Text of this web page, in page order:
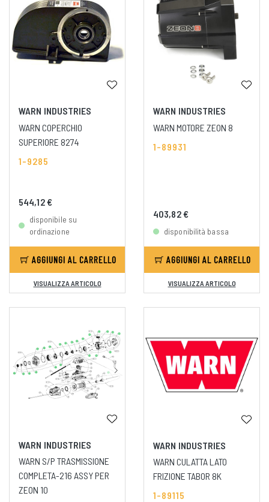
WARN INDUSTRIES
WARN COPERCHIO
SUPERIORE 8274
1-9285
544,12 €
disponibile su
ordinazione
AGGIUNGI AL CARRELLO
VISUALIZZA ARTICOLO
WARN INDUSTRIES
WARN MOTORE ZEON 8
1-89931
403,82 €
disponibilità bassa
AGGIUNGI AL CARRELLO
VISUALIZZA ARTICOLO
WARN INDUSTRIES
WARN S/P TRASMISSIONE
COMPLETA-216 ASSY PER
ZEON 10
WARN INDUSTRIES
WARN CULATTA LATO
FRIZIONE TABOR 8K
1-89115